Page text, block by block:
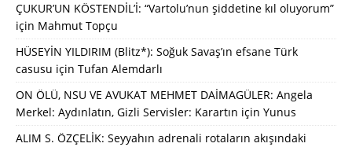
ÇUKUR’UN KÖSTENDİL’İ: “Vartolu’nun şiddetine kıl oluyorum”
için Mahmut Topçu
HÜSEYİN YILDIRIM (Blitz*): Soğuk Savaş’ın efsane Türk
casusu için Tufan Alemdarlı
ON ÖLÜ, NSU VE AVUKAT MEHMET DAİMAGÜLER: Angela
Merkel: Aydınlatın, Gizli Servisler: Karartın için Yunus
ALIM S. ÖZÇELİK: Seyyahın adrenali rotaların akışındaki